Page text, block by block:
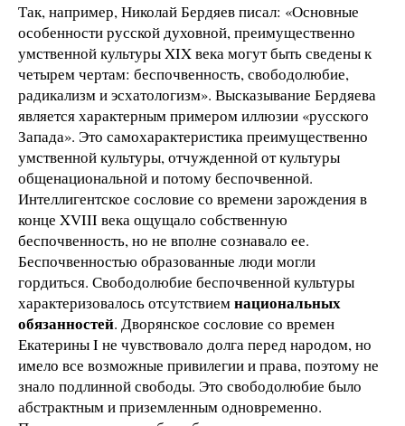
Так, например, Николай Бердяев писал: «Основные
особенности русской духовной, преимущественно
умственной культуры XIX века могут быть сведены к
четырем чертам: беспочвенность, свободолюбие,
радикализм и эсхатологизм». Высказывание Бердяева
является характерным примером иллюзии «русского
Запада». Это самохарактеристика преимущественно
умственной культуры, отчужденной от культуры
общенациональной и потому беспочвенной.
Интеллигентское сословие со времени зарождения в
конце XVIII века ощущало собственную
беспочвенность, но не вполне сознавало ее.
Беспочвенностью образованные люди могли
гордиться. Свободолюбие беспочвенной культуры
характеризовалось отсутствиемнациональных
обязанностей. Дворянское сословие со времен
Екатерины I не чувствовало долга перед народом, но
имело все возможные привилегии и права, поэтому не
знало подлинной свободы. Это свободолюбие было
абстрактным и приземленным одновременно.